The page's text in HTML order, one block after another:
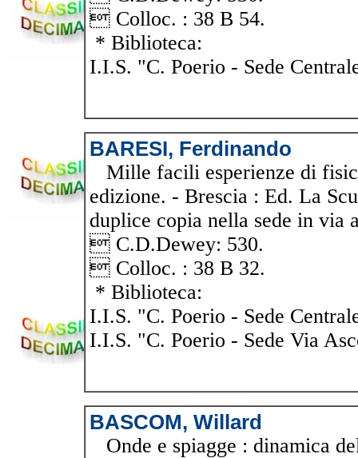
 Colloc. : 38 B 54.
* Biblioteca:
I.I.S. "C. Poerio - Sede
BARESI, Ferdinando
Mille facili esperienze di
edizione. - Brescia : Ed. La
duplice copia nella sede in via
 C.D.Dewey: 530.
 Colloc. : 38 B 32.
* Biblioteca:
I.I.S. "C. Poerio - Sede
I.I.S. "C. Poerio - Sede Via
BASCOM, Willard
Onde e spiagge : dinamica